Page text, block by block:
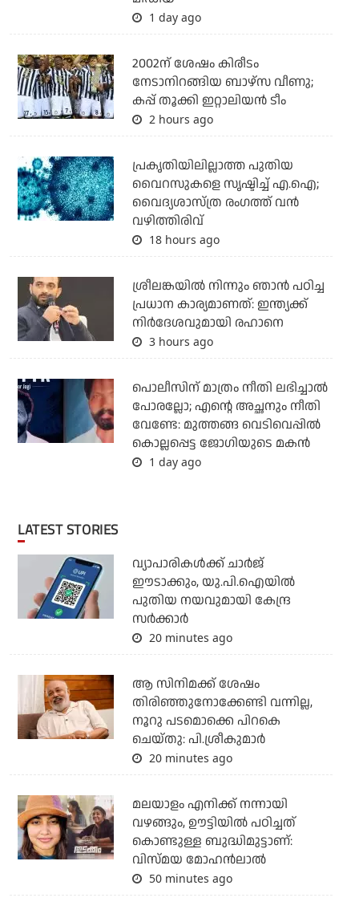
1 day ago
2002ന് ശേഷം കിരീടം
നേടാനിറങ്ങിയ ബാഴ്സ വീണു;
കപ്പ് തൂക്കി ഇറ്റാലിയൻ ടീം
2 hours ago
പ്രകൃതിയിലില്ലാത്ത പുതിയ
വൈറസുകളെ സൃഷ്ടിച്ച് എ.ഐ;
വൈദ്യശാസ്ത്ര രംഗത്ത് വന്‍
വഴിത്തിരിവ്
18 hours ago
ശ്രീലങ്കയില്‍ നിന്നും ഞാന്‍ പഠിച്ച
പ്രധാന കാര്യമാണത്: ഇന്ത്യക്ക്
നിര്‍ദേശവുമായി രഹാനെ
3 hours ago
പൊലീസിന് മാത്രം നീതി ലഭിച്ചാല്‍
പോരല്ലോ; എന്റെ അച്ഛനും നീതി
വേണ്ടേ: മുത്തങ്ങ വെടിവെപ്പില്‍
കൊല്ലപ്പെട്ട ജോഗിയുടെ മകന്‍
1 day ago
LATEST STORIES
വ്യാപാരികള്‍ക്ക് ചാര്‍ജ്
ഈടാക്കും, യു.പി.ഐയില്‍
പുതിയ നയവുമായി കേന്ദ്ര
സര്‍ക്കാര്‍
20 minutes ago
ആ സിനിമക്ക് ശേഷം
തിരിഞ്ഞുനോക്കേണ്ടി വന്നില്ല,
നൂറു പടമൊക്കെ പിറകെ
ചെയ്തു: പി.ശ്രീകുമാർ
20 minutes ago
മലയാളം എനിക്ക് നന്നായി
വഴങ്ങും, ഊട്ടിയില്‍ പഠിച്ചത്
കൊണ്ടുള്ള ബുദ്ധിമുട്ടാണ്:
വിസ്മയ മോഹന്‍ലാല്‍
50 minutes ago